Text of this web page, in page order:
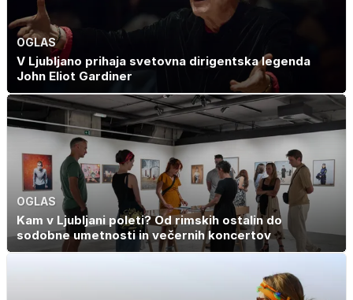
OGLAS
V Ljubljano prihaja svetovna dirigentska legenda
John Eliot Gardiner
OGLAS
Kam v Ljubljani poleti? Od rimskih ostalin do
sodobne umetnosti in večernih koncertov